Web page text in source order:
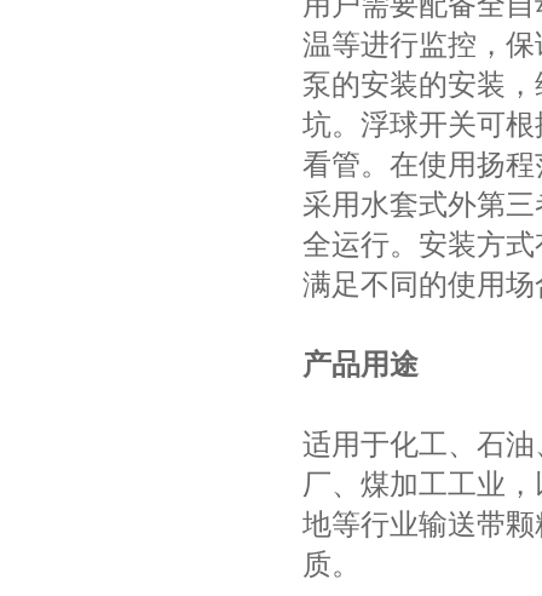
温等进行监控，
泵的安装的安装
坑。浮球开关可
看管。在使用扬
采用水套式外第
全运行。安装方
满足不同的使用场
产品用途
适用于化工、石
厂、煤加工工业
地等行业输送带
质。